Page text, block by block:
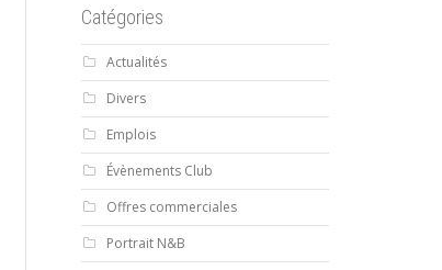
Catégories
Actualités
Divers
Emplois
Évènements Club
Offres commerciales
Portrait N&B